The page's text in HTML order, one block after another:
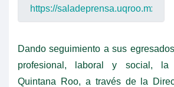
Dando seguimiento a sus
profesional, laboral y social, la
Quintana Roo, a través de la